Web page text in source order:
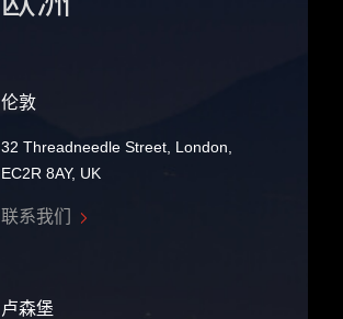
伦敦
32 Threadneedle Street, London,
EC2R 8AY, UK
联系我们
卢森堡